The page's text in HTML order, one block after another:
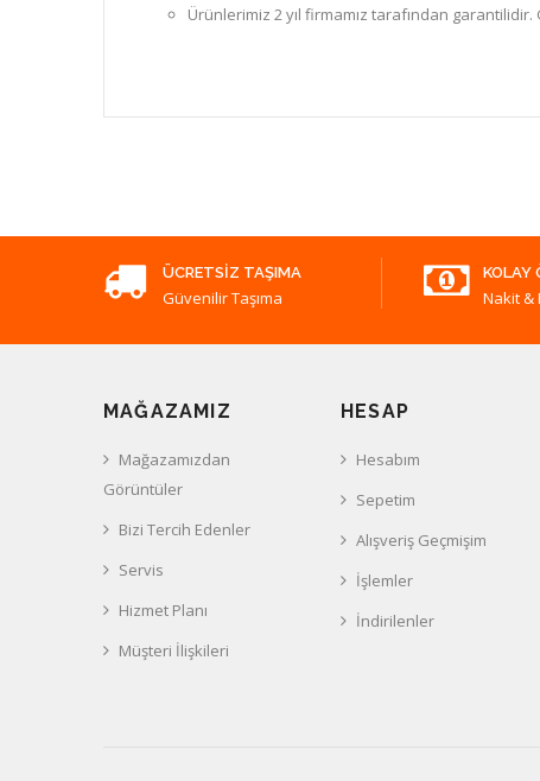
Ürünlerimiz 2 yıl firmamız tarafından
ÜCRETSIZ TAŞIMA
Güvenilir Taşıma
KOLAY
Nakit &
MAĞAZAMIZ
Mağazamızdan
Görüntüler
Bizi Tercih Edenler
Servis
Hizmet Planı
Müşteri İlişkileri
HESAP
Hesabım
Sepetim
Alışveriş Geçmişim
İşlemler
İndirilenler